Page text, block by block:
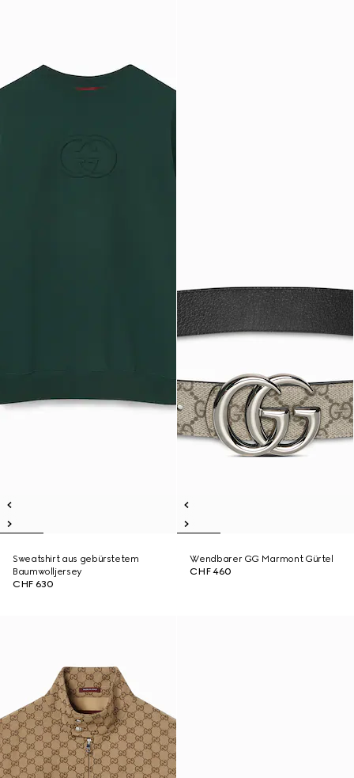
Sweatshirt aus gebürstetem
Baumwolljersey
CHF 630
Wendbarer GG Marmont Gürtel
CHF 460